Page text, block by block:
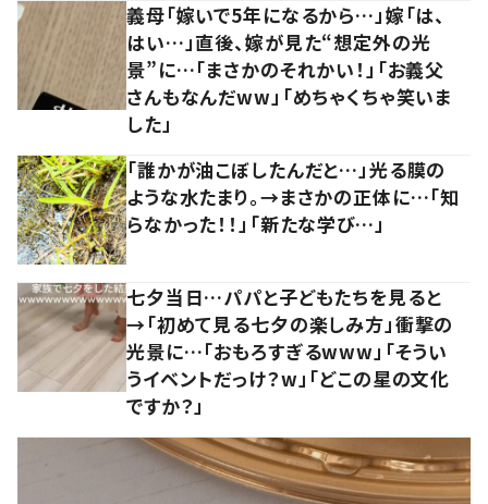
義母「嫁いで5年になるから…」嫁「は、
はい…」直後、嫁が見た“想定外の光
景”に…「まさかのそれかい！」「お義父
さんもなんだww」「めちゃくちゃ笑いま
した」
「誰かが油こぼしたんだと…」光る膜の
ような水たまり。→まさかの正体に…「知
らなかった！！」「新たな学び…」
七夕当日…パパと子どもたちを見ると
→「初めて見る七夕の楽しみ方」衝撃の
光景に…「おもろすぎるwww」「そうい
うイベントだっけ？w」「どこの星の文化
ですか？」